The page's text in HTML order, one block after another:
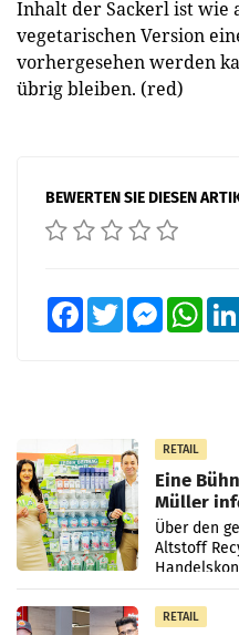
Inhalt der Sackerl ist wie
vegetarischen Version
vorhergesehen werden
übrig bleiben. (red)
BEWERTEN SIE DIESEN
FacebookTwitter Messenger
RETAIL
Eine
Müller
Über den
Altstoff
„Kreislauf-
Müller-
RETAIL